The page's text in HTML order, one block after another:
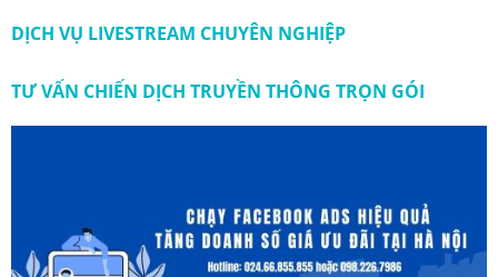
DỊCH VỤ LIVESTREAM CHUYÊN NGHIỆP
TƯ VẤN CHIẾN DỊCH TRUYỀN THÔNG TRỌN GÓI